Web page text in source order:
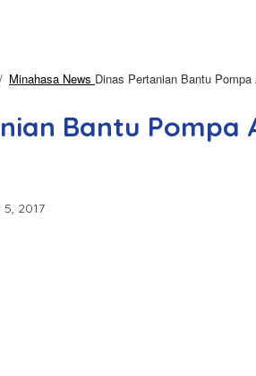
/ Minahasa News Dinas Pertanian Bantu
Bantu
5, 2017